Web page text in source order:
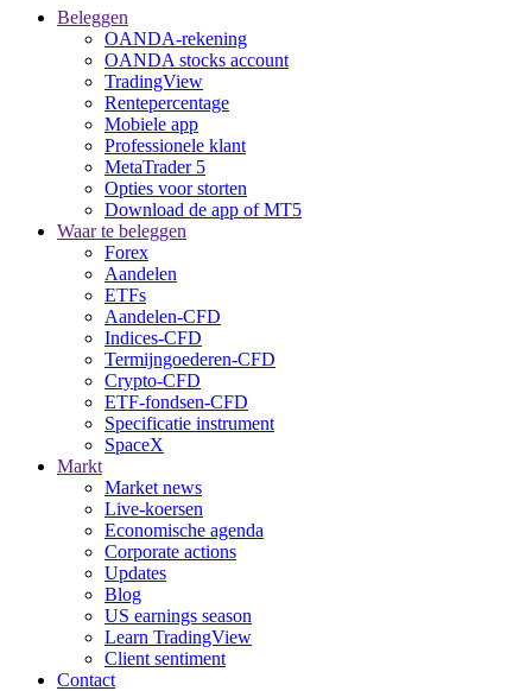
Beleggen
OANDA-rekening
OANDA stocks account
TradingView
Rentepercentage
Mobiele app
Professionele klant
MetaTrader 5
Opties voor storten
Download de app of MT5
Waar te beleggen
Forex
Aandelen
ETFs
Aandelen-CFD
Indices-CFD
Termijngoederen-CFD
Crypto-CFD
ETF-fondsen-CFD
Specificatie instrument
SpaceX
Markt
Market news
Live-koersen
Economische agenda
Corporate actions
Updates
Blog
US earnings season
Learn TradingView
Client sentiment
Contact